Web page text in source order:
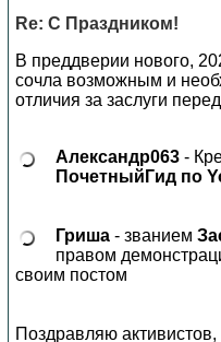
Re: С Праздником!
В преддверии нового,
сочла возможным и
отличия за заслуги
Александр063-
ПочетныйГид по
Гриша- званием
правом
своим постом
Поздравляю